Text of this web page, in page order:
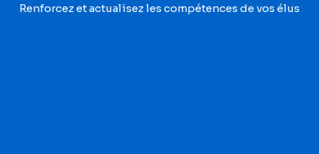
Renforcez et actualisez les compétences de vos élus